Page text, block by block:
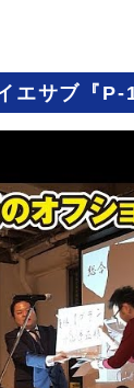
エサブ『P-